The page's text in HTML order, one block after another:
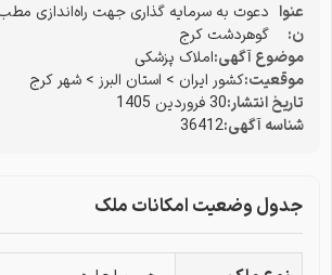
عنوا
ن:
دعوت به سرمایه گذاری جهت راه‌اندازی
گوهردشت کرج
موضوع آگهی:املاک پزشکی
موقعیت:کشور ایران > استان البرز > شهر کرج
تاریخ انتشار:30 فروردین 1405
شناسه آگهی:36412
جدول وضعیت امکانات ملک